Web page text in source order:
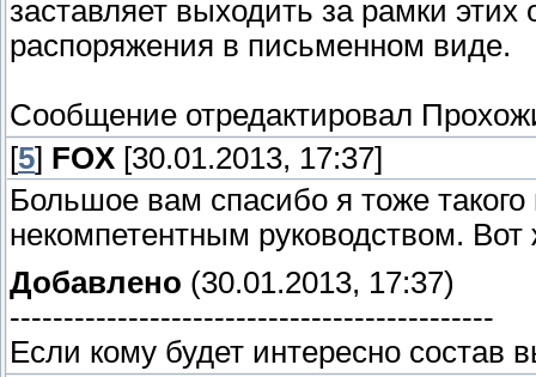
заставляет выходить за рамки
распоряжения в письменном виде.
Сообщение отредактировал
[5] FOX [30.01.2013, 17:37]
Большое вам спасибо я тоже
некомпетентным руководством.
Добавлено (30.01.2013, 17:37)
---------------------------------------------
Если кому будет интересно состав